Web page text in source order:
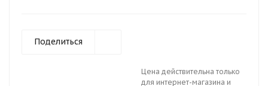
Поделиться
Цена действительна только
для интернет-магазина и